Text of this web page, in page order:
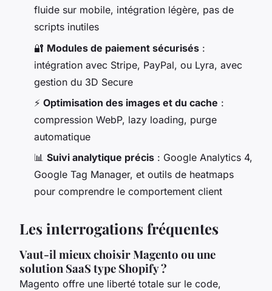
fluide sur mobile, intégration légère, pas de
scripts inutiles
🔐 Modules de paiement sécurisés :
intégration avec Stripe, PayPal, ou Lyra, avec
gestion du 3D Secure
⚡ Optimisation des images et du cache :
compression WebP, lazy loading, purge
automatique
📊 Suivi analytique précis : Google Analytics 4,
Google Tag Manager, et outils de heatmaps
pour comprendre le comportement client
Les interrogations fréquentes
Vaut-il mieux choisir Magento ou une
solution SaaS type Shopify ?
Magento offre une liberté totale sur le code,